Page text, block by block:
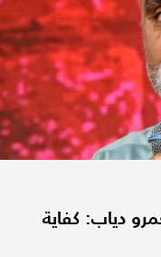
دياب: كفاية